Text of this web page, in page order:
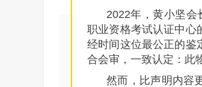
2022年，黄小坚会
职业资格考试认证中心
经时间这位最公正的鉴
合会审，一致认定：此
然而，比声明内容